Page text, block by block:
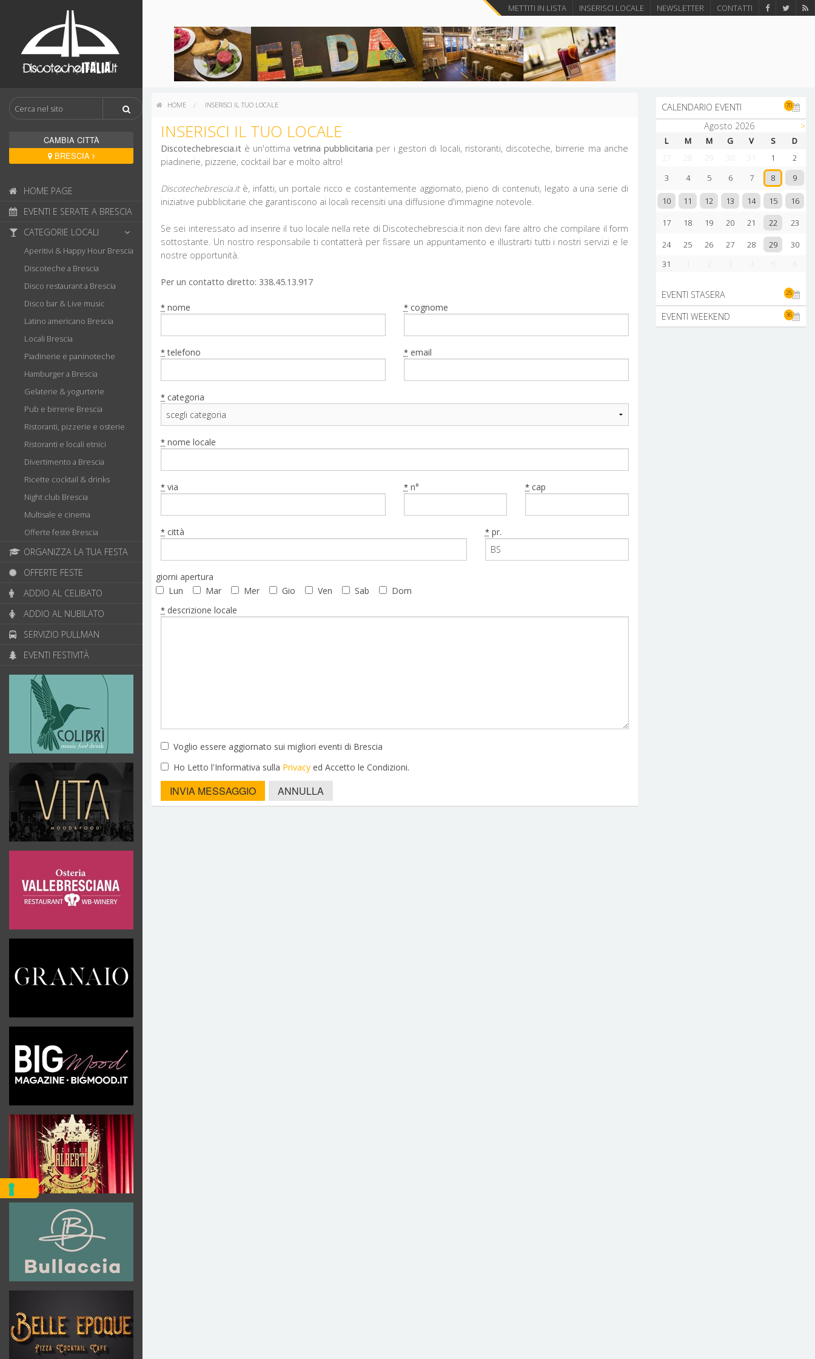
CAMBIA CITTÀ
BRESCIA
HOME PAGE
EVENTI E SERATE A BRESCIA
CATEGORIE LOCALI
Aperitivi & Happy Hour Brescia
Discoteche a Brescia
Disco restaurant a Brescia
Disco bar & Live music
Latino americano Brescia
Locali Brescia
Piadinerie e paninoteche
Hamburger a Brescia
Gelaterie & yogurterie
Pub e birrerie Brescia
Ristoranti, pizzerie e osterie
Ristoranti e locali etnici
Divertimento a Brescia
Ricette cocktail & drinks
Night club Brescia
Multisale e cinema
Offerte feste Brescia
ORGANIZZA LA TUA FESTA
OFFERTE FESTE
ADDIO AL CELIBATO
ADDIO AL NUBILATO
SERVIZIO PULLMAN
EVENTI FESTIVITÀ
METTITI IN LISTA INSERISCI LOCALE NEWSLETTER CONTATTI
HOME INSERISCI IL TUO LOCALE
INSERISCI IL TUO LOCALE
Discotechebrescia.it è un'ottima vetrina pubblicitaria per i gestori di locali, ristoranti, discoteche, birrerie ma anche
piadinerie, pizzerie, cocktail bar e molto altro!
Discotechebrescia.itè, infatti, un portale ricco e costantemente aggiornato, pieno di contenuti, legato a una serie di
iniziative pubblicitarie che garantiscono ai locali recensiti una diffusione d'immagine notevole.
Se sei interessato ad inserire il tuo locale nella rete di Discotechebrescia.it non devi fare altro che compilare il form
sottostante. Un nostro responsabile ti contatterà per fissare un appuntamento e illustrarti tutti i nostri servizi e le
nostre opportunità.
Per un contatto diretto: 338.45.13.917
* nome *cognome
*telefono *email
* categoria
* nome locale
* via *n° * cap
* città *pr.
giorni apertura
Lun
Mar Mer Gio Ven Sab Dom
* descrizione locale
Voglio essere aggiornato sui migliori eventi di Brescia
Ho Letto l'Informativa sulla Privacy ed Accetto le Condizioni.
INVIA MESSAGGIO ANNULLA
CALENDARIO EVENTI 70
Agosto 2026 >
L M M G V S
D
27
28 29 30 31 1
2
3
4 5 6 7 8 9
10 11 12 13 14 15 16
17 18 19 20 21 22
23
24
25 26 27 28 29
30
31
EVENTI STASERA 25
EVENTI WEEKEND 36